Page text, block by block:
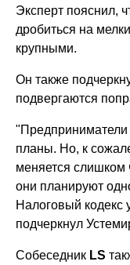
Эксперт пояснил,
дробиться на
крупными.
Он также
подвергаются
планы. Но, к
меняется слишком
они планируют
Налоговый кодекс
подчеркнул
Собеседник LS